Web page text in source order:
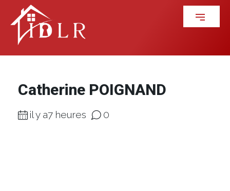
Catherine POIGNAND
il y a7 heures 0